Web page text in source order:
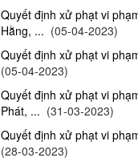
Quyết định xử phạt vi
Hằng, ... (05-04-2023)
Quyết định xử phạt vi
(05-04-2023)
Quyết định xử phạt vi
Phát, ... (31-03-2023)
Quyết định xử phạt vi
(28-03-2023)